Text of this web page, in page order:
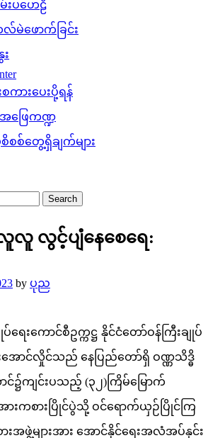
းပဟေဠိ
လ်မဲဖောက်ခြင်း
ကားပေးပို့ရန်
ဖြေကဏ္ဍ
စစ်တွေ့ရှိချက်များ
လွင့်ပျံနေစေရေ:
by ပုည
ေးကောင်စီဥက္ကဋ္ဌ နိုင်ငံတော်ဝန်ကြီးချုပ်
အောင်လှိုင်သည် နေပြည်တော်ရှိ ဝဏ္ဏသိဒ္ဓိ
င်၌ကျင်းပသည့် (၃၂)ကြိမ်မြောက်
းကစားပြိုင်ပွဲသို့ ဝင်ရောက်ယှဉ်ပြိုင်ကြ
းအဖွဲ့များအား အောင်နိုင်ရေးအလံအပ်နှင်း